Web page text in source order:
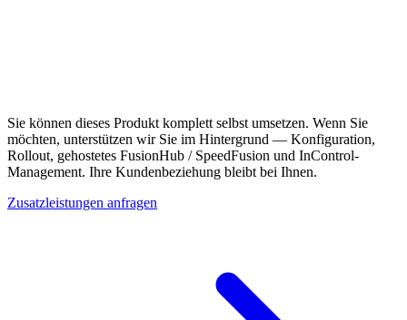
Sie können dieses Produkt komplett selbst umsetzen. Wenn Sie
möchten, unterstützen wir Sie im Hintergrund — Konfiguration,
Rollout, gehostetes FusionHub / SpeedFusion und InControl-
Management. Ihre Kundenbeziehung bleibt bei Ihnen.
Zusatzleistungen anfragen